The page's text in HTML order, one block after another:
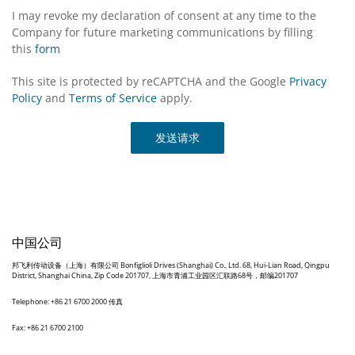
I may revoke my declaration of consent at any time to the
Company for future marketing communications by filling
this form
This site is protected by reCAPTCHA and the Google Privacy
Policy and Terms of Service apply.
发送请求
中国公司
邦飞利传动设备（上海）有限公司 Bonfiglioli Drives (Shanghai) Co., Ltd. 68, Hui-Lian Road, Qingpu
District, Shanghai China, Zip Code 201707, 上海市青浦工业园区汇联路68号，邮编201707
Telephone: +86 21 6700 2000 传真
Fax: +86 21 6700 2100